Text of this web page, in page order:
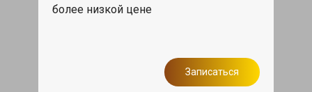
более низкой цене
Записаться